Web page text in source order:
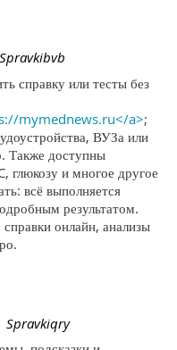
справку или тесты без
mymednews.ru</a>;
ВУЗа или
Также доступны
глюкозу и многое другое
всё выполняется
результатом.
онлайн, анализы
| Spravkiqry